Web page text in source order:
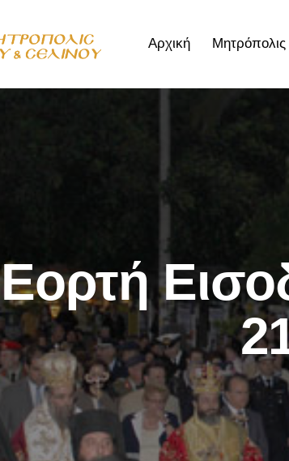
Αρχική Μητρόπολις
Εορτή